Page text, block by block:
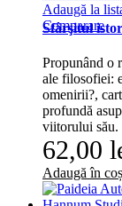
Adaugă la
Comparare
Sfârşitul
Propunând o
ale filosofiei:
omenirii?,
profundă
viitorului său.
62,00
Adaugă în coș